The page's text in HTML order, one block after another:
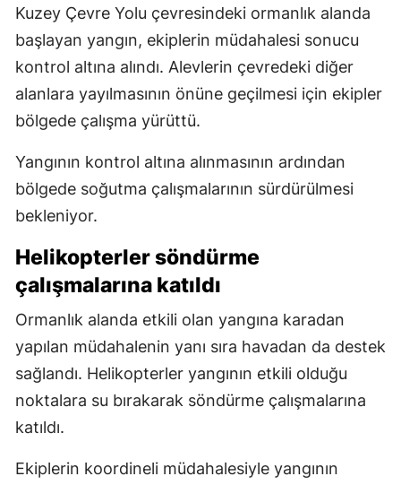
Kuzey Çevre Yolu çevresindeki ormanlık alanda
başlayan yangın, ekiplerin müdahalesi sonucu
kontrol altına alındı. Alevlerin çevredeki diğer
alanlara yayılmasının önüne geçilmesi için ekipler
bölgede çalışma yürüttü.
Yangının kontrol altına alınmasının ardından
bölgede soğutma çalışmalarının sürdürülmesi
bekleniyor.
Helikopterler söndürme
çalışmalarına katıldı
Ormanlık alanda etkili olan yangına karadan
yapılan müdahalenin yanı sıra havadan da destek
sağlandı. Helikopterler yangının etkili olduğu
noktalara su bırakarak söndürme çalışmalarına
katıldı.
Ekiplerin koordineli müdahalesiyle yangının